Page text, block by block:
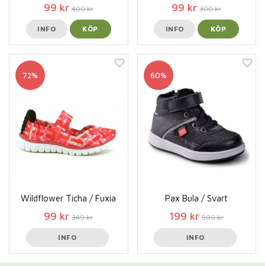
99 kr 400 kr
INFO KÖP
99 kr 300 kr
INFO KÖP
72%
Wildflower Ticha / Fuxia
99 kr 349 kr
INFO
60%
Pax Bula / Svart
199 kr 500 kr
INFO